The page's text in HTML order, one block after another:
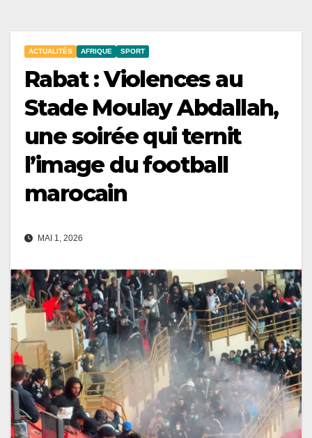
ACTUALITÉS AFRIQUE SPORT
Rabat : Violences au
Stade Moulay Abdallah,
une soirée qui ternit
l’image du football
marocain
MAI 1, 2026